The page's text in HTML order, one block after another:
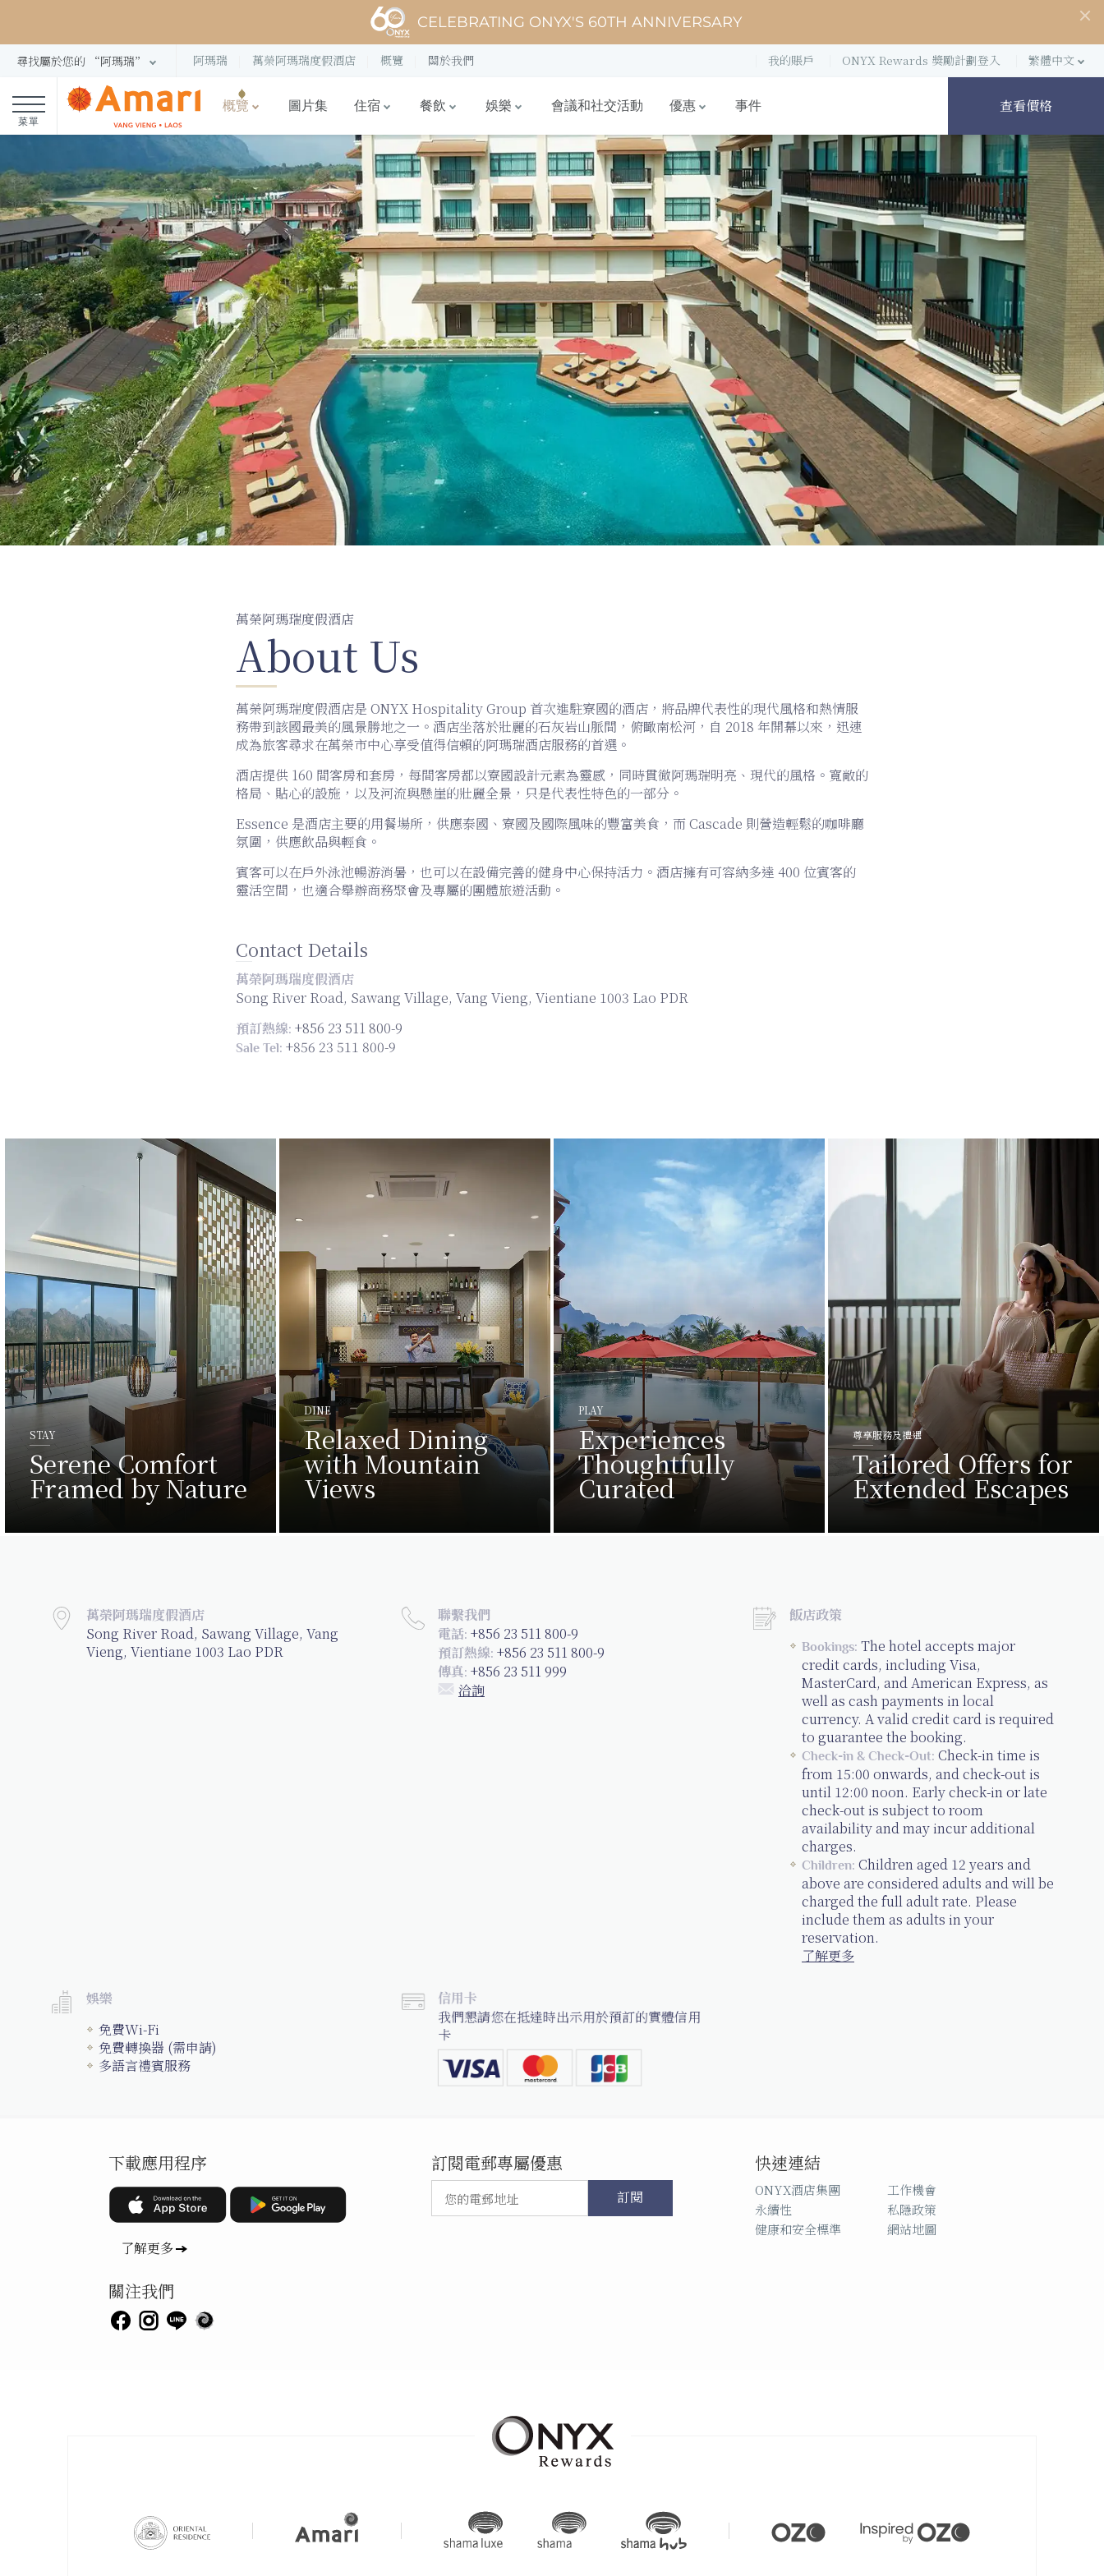
CELEBRATING ONYX'S 60TH ANNIVERSARY
尋找屬於您的 “阿瑪瑞” 阿瑪瑞 萬榮阿瑪瑞度假酒店 概覽 關於我們 我的賬戶 ONYX Rewards 獎勵計劃登入 繁體中文
菜單
概覽 圖片集 住宿 餐飲 娛樂 會議和社交活動 優惠 事件 查看價格
萬榮阿瑪瑞度假酒店
About Us
萬榮阿瑪瑞度假酒店是 ONYX Hospitality Group 首次進駐寮國的酒店，將品牌代表性的現代風格和熱情服
務帶到該國最美的風景勝地之一。酒店坐落於壯麗的石灰岩山脈間，俯瞰南松河，自 2018 年開幕以來，迅速
成為旅客尋求在萬榮市中心享受值得信賴的阿瑪瑞酒店服務的首選。
酒店提供 160 間客房和套房，每間客房都以寮國設計元素為靈感，同時貫徹阿瑪瑞明亮、現代的風格。寬敞的
格局、貼心的設施，以及河流與懸崖的壯麗全景，只是代表性特色的一部分。
Essence 是酒店主要的用餐場所，供應泰國、寮國及國際風味的豐富美食，而 Cascade 則營造輕鬆的咖啡廳
氛圍，供應飲品與輕食。
賓客可以在戶外泳池暢游消暑，也可以在設備完善的健身中心保持活力。酒店擁有可容納多達 400 位賓客的
靈活空間，也適合舉辦商務聚會及專屬的團體旅遊活動。
Contact Details
萬榮阿瑪瑞度假酒店
Song River Road, Sawang Village, Vang Vieng, Vientiane 1003 Lao PDR
預訂熱線: +856 23 511 800-9
Sale Tel: +856 23 511 800-9
STAY
Serene Comfort
Framed by Nature
DINE
Relaxed Dining
with Mountain
Views
PLAY
Experiences
Thoughtfully
Curated
尊享服務及禮遇
Tailored Offers for
Extended Escapes
萬榮阿瑪瑞度假酒店
Song River Road, Sawang Village, Vang
Vieng, Vientiane 1003 Lao PDR
聯繫我們
電話: +856 23 511 800-9
預訂熱線: +856 23 511 800-9
傳真: +856 23 511 999
洽詢
飯店政策
Bookings: The hotel accepts major
credit cards, including Visa,
MasterCard, and American Express, as
well as cash payments in local
currency. A valid credit card is required
to guarantee the booking.
Check-in & Check-Out: Check-in time is
from 15:00 onwards, and check-out is
until 12:00 noon. Early check-in or late
check-out is subject to room
availability and may incur additional
charges.
Children: Children aged 12 years and
above are considered adults and will be
charged the full adult rate. Please
include them as adults in your
reservation.
了解更多
娛樂
免費Wi-Fi
免費轉換器 (需申請)
多語言禮賓服務
信用卡
我們懇請您在抵達時出示用於預訂的實體信用
卡
下載應用程序
了解更多
訂閱電郵專屬優惠
訂閱
快速連結
ONYX酒店集團
永續性
健康和安全標準
工作機會
私隱政策
網站地圖
關注我們